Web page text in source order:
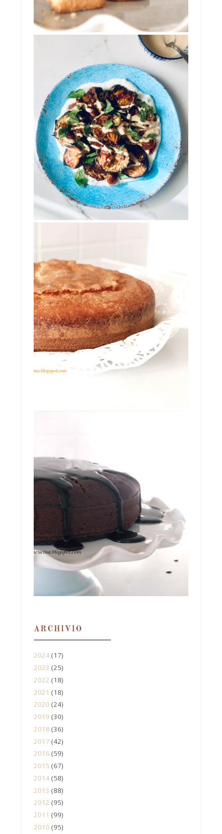
INSALATA DI ELANZANE
CON DATTERI, YOGURT
E TAHINI
Ci si può innamorare di una insalata di
melanzane? Ebbene, provate questa e mi
saprete dire. Glute...
TORTA ALLO YOGURT DI
MAMMA
Oggi è il mio compleanno. Ma non starò a
farvi vedere il cheesecake che è in frigo
pronto per stase...
THE COCA-COLA CAKE
L'avete sentita nominare diverse volte, su
questo blog. Zia Angela era in casa mia
una so...
ARCHIVIO
2024 (17)
2023 (25)
2022 (18)
2021 (18)
2020 (24)
2019 (30)
2018 (36)
2017 (42)
2016 (59)
2015 (67)
2014 (58)
2013 (88)
2012 (95)
2011 (99)
2010 (95)